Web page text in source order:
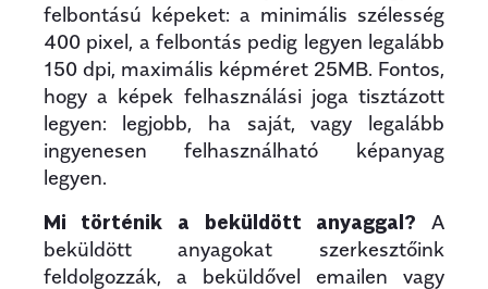
felbontású képeket: a minimális szélesség
400 pixel, a felbontás pedig legyen legalább
150 dpi, maximális képméret 25MB. Fontos,
hogy a képek felhasználási joga tisztázott
legyen: legjobb, ha saját, vagy legalább
ingyenesen felhasználható képanyag
legyen.
Mi történik a beküldött anyaggal? A
beküldött anyagokat szerkesztőink
feldolgozzák, a beküldővel emailen vagy